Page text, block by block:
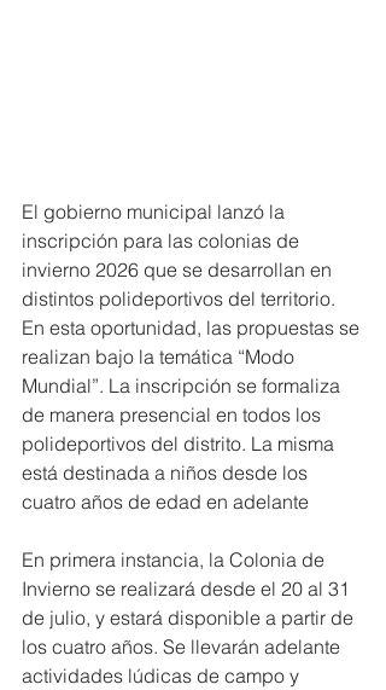
El gobierno municipal lanzó la
inscripción para las colonias de
invierno 2026 que se desarrollan en
distintos polideportivos del territorio.
En esta oportunidad, las propuestas se
realizan bajo la temática “Modo
Mundial”. La inscripción se formaliza
de manera presencial en todos los
polideportivos del distrito. La misma
está destinada a niños desde los
cuatro años de edad en adelante
En primera instancia, la Colonia de
Invierno se realizará desde el 20 al 31
de julio, y estará disponible a partir de
los cuatro años. Se llevarán adelante
actividades lúdicas de campo y